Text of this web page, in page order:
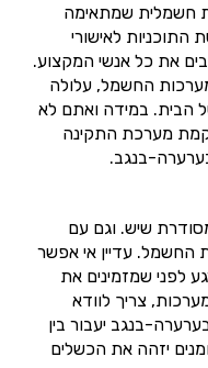
חשמלית שמתאימה
לאישורי
את כל אנשי המקצוע.
החשמל, עלולה
הבית. במידה ואתם לא
הקמת מערכת התקינה
בנגב.
שיש. וגם עם
החשמל. עדיין אי אפשר
לפני שמזמינים את
צריך לוודא
בנגב יעבור בין
יזהה את הכשלים